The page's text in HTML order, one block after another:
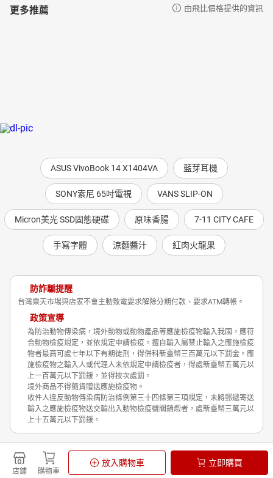
店鋪 購物車
放入購物車 立即購買
更多推薦 由飛比價格提供的資訊
ASUS VivoBook 14 X1404VA 藍芽耳機
SONY索尼 65吋電視 VANS SLIP-ON
Micron美光 SSD固態硬碟 原味香腸 7-11 CITY CAFE
手寫字體 涼麵醬汁 紅肉火龍果
防詐騙提醒
台灣樂天市場與店家不會主動致電要求解除分期付款、要求ATM轉帳。
政策宣導
為防治動物傳染病，境外動物或動物產品等應施檢疫物輸入我國，應符
合動物檢疫規定，並依規定申請檢疫。擅自輸入屬禁止輸入之應施檢疫
物者最高可處七年以下有期徒刑，得併科新臺幣三百萬元以下罰金。應
施檢疫物之輸入人或代理人未依規定申請檢疫者，得處新臺幣五萬元以
上一百萬元以下罰鍰，並得按次處罰。
境外商品不得隨貨贈送應施檢疫物。
收件人違反動物傳染病防治條例第三十四條第三項規定，未將郵遞寄送
輸入之應施檢疫物送交輸出入動物檢疫機關銷燬者，處新臺幣三萬元以
上十五萬元以下罰鍰。
Shopping is Entertainment!
非洲豬瘟政策宣導
隱私權政策
© Rakuten Group, Inc.